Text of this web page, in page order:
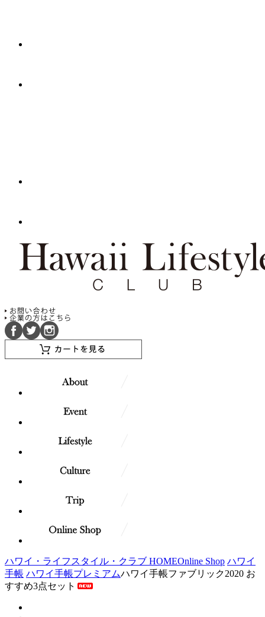
ハワイ・ライフスタイル・クラブ HOMEOnline Shop ハワイ
手帳 ハワイ手帳プレミアムハワイ手帳ファブリック2020 お
すすめ3点セット